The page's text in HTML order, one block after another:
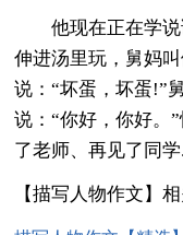
他现在正在学说
伸进汤里玩，舅妈
说：“坏蛋，坏蛋!”
说：“你好，你好。
了老师、再见了同学
【描写人物作文】